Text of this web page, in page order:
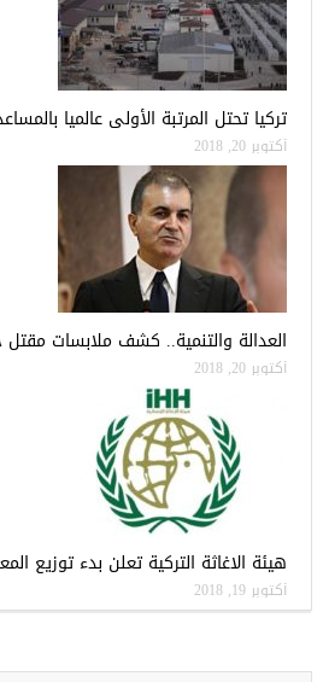
تركيا تحتل المرتبة الأولى عالميا
أكتوبر 20, 2018
العدالة والتنمية.. كشف ملابسات
أكتوبر 20, 2018
هيئة الاغاثة التركية تعلن بدء توزيع
أكتوبر 19, 2018